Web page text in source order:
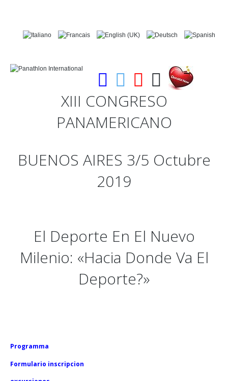
XIII CONGRESO
PANAMERICANO
BUENOS AIRES 3/5 Octubre
2019
El Deporte En El Nuevo
Milenio: «Hacia Donde Va El
Deporte?»
Programma
Formulario inscripcion